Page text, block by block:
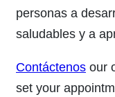
personas a
saludables y a
Contáctenos our
set your